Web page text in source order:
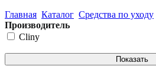
Главная Каталог Средства по уходу
Производитель
Cliny